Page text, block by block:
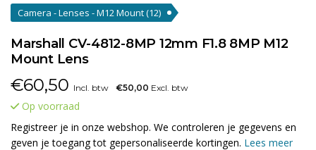
Camera - Lenses - M12 Mount(12)
Marshall CV-4812-8MP 12mm F1.8 8MP M12
Mount Lens
€60,50 Incl. btw €50,00 Excl. btw
Op voorraad
Registreer je in onze webshop. We controleren je gegevens en
geven je toegang tot gepersonaliseerde kortingen. Lees meer